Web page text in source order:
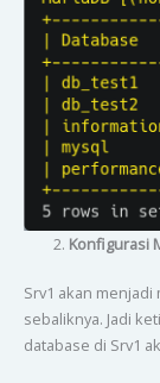
Konfigurasi
Srv1 akan
sebaliknya. Jadi
database di Srv1